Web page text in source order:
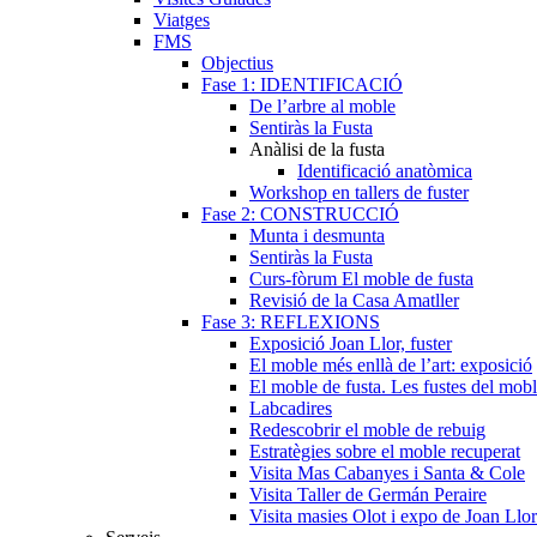
Viatges
FMS
Objectius
Fase 1: IDENTIFICACIÓ
De l’arbre al moble
Sentiràs la Fusta
Anàlisi de la fusta
Identificació anatòmica
Workshop en tallers de fuster
Fase 2: CONSTRUCCIÓ
Munta i desmunta
Sentiràs la Fusta
Curs-fòrum El moble de fusta
Revisió de la Casa Amatller
Fase 3: REFLEXIONS
Exposició Joan Llor, fuster
El moble més enllà de l’art: exposició
El moble de fusta. Les fustes del
Labcadires
Redescobrir el moble de rebuig
Estratègies sobre el moble recuperat
Visita Mas Cabanyes i Santa & Cole
Visita Taller de Germán Peraire
Visita masies Olot i expo de Joan Llor